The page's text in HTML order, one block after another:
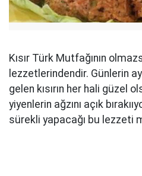
Kısır Türk Mutfağının
lezzetlerindendir. Günlerin
gelen kısırın her hali güzel
yiyenlerin ağzını açık
sürekli yapacağı bu lezzeti